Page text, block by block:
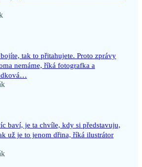
tak to přitahujete. Proto zprávy
nemáme, říká fotografka a
baví, je ta chvíle, kdy si představuju,
už je to jenom dřina, říká ilustrátor